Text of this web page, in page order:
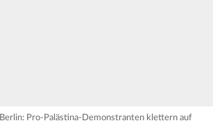
Berlin: Pro-Palästina-Demonstranten klettern auf